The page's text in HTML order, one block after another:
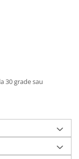
30 grade sau